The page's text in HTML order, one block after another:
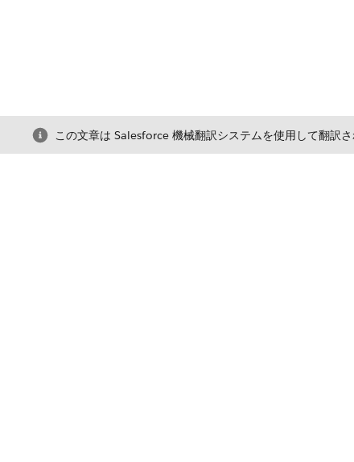
この文章は Salesforce 機械翻訳システムを使用して翻訳